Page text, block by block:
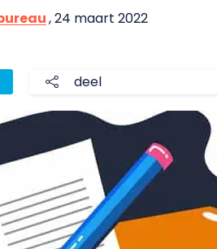
, 24 maart 2022
deel